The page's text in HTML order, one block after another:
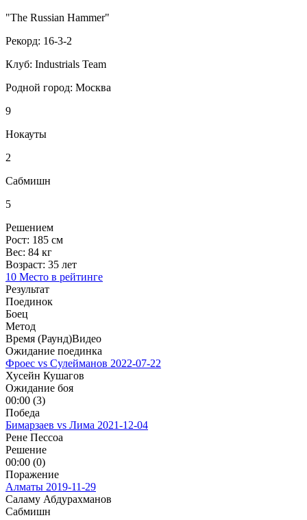
"The Russian Hammer"
Рекорд: 16-3-2
Клуб: Industrials Team
Родной город: Москва
9
Нокауты
2
Сабмишн
5
Решением
Рост: 185 см
Вес: 84 кг
Возраст: 35 лет
10 Место в рейтинге
Результат
Поединок
Боец
Метод
Время (Раунд)Видео
Ожидание поединка
Фроес vs Сулейманов 2022-07-22
Хусейн Кушагов
Ожидание боя
00:00 (3)
Победа
Бимарзаев vs Лима 2021-12-04
Рене Пессоа
Решение
00:00 (0)
Поражение
Алматы 2019-11-29
Саламу Абдурахманов
Сабмишн